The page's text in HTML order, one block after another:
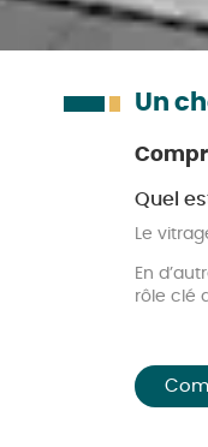
Un
Quel
Le
En
rôle clé